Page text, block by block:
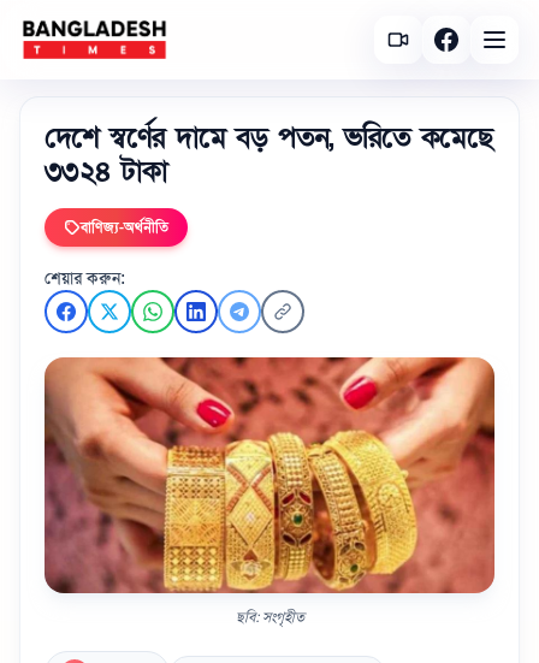
দেশে স্বর্ণের দামে বড় পতন, ভরিতে কমেছে
৩৩২৪ টাকা
বাণিজ্য-অর্থনীতি
শেয়ার করুন:
ছবি: সংগৃহীত